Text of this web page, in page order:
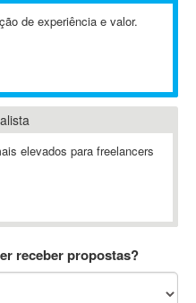
de experiência e valor.
elevados para freelancers
receber propostas?